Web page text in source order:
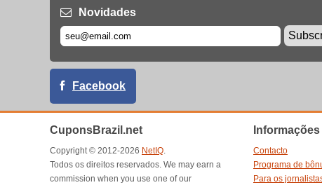
Novidades
Facebook
CuponsBrazil.net
Copyright © 2012-2026 NetIQ.
Todos os direitos reservados. We may earn a
commission when you use one of our
Informações
Contacto
Programa de
Para os